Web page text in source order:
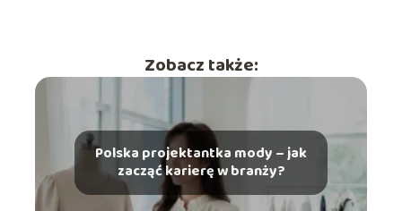
Zobacz także:
Polska projektantka mody – jak
zacząć karierę w branży?